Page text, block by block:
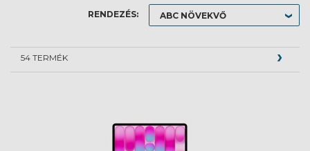
RENDEZÉS:
54 TERMÉK